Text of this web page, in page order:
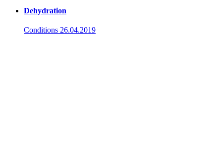
Dehydration
Conditions 26.04.2019